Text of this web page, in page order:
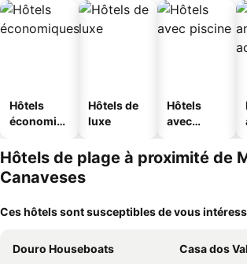
Hôtels
économiq
Hôtels de
luxe
Hôtels
avec
Hôtels de plage à proximité de
Canaveses
Ces hôtels sont susceptibles de vous
Douro Houseboats
Casa dos